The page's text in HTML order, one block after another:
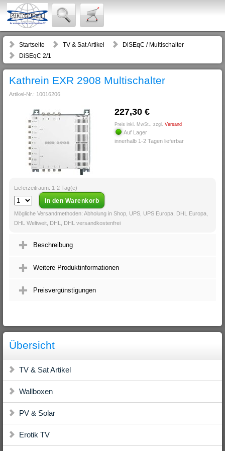
Startseite TV & Sat Artikel
DiSEqC / Multischalter
DiSEqC 2/1
Kathrein EXR 2908 Multischalter
Artikel-Nr.: 10016206
227,30 €
Preis inkl. MwSt., zzgl. Versand
Auf Lager
innerhalb 1-2 Tagen lieferbar
Lieferzeitraum: 1-2 Tag(e)
Mögliche Versandmethoden: Abholung in Shop, UPS, UPS Europa, DHL Europa,
DHL Weltweit, DHL, DHL versandkostenfrei
Beschreibung
Weitere Produktinformationen
Preisvergünstigungen
Übersicht
TV & Sat Artikel
Wallboxen
PV & Solar
Erotik TV